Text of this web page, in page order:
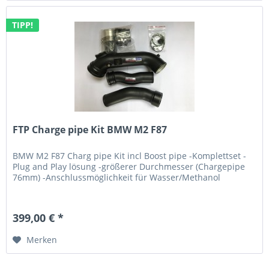
TIPP!
FTP Charge pipe Kit BMW M2 F87
BMW M2 F87 Charg pipe Kit incl Boost pipe -Komplettset -
Plug and Play lösung -größerer Durchmesser (Chargepipe
76mm) -Anschlussmöglichkeit für Wasser/Methanol
399,00 € *
Merken